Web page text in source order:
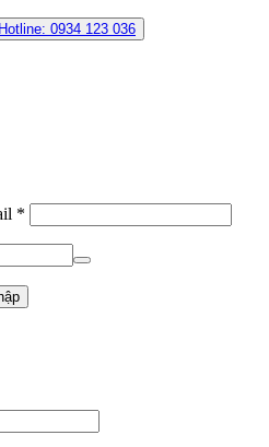
Hotline: 0934 123 036
*